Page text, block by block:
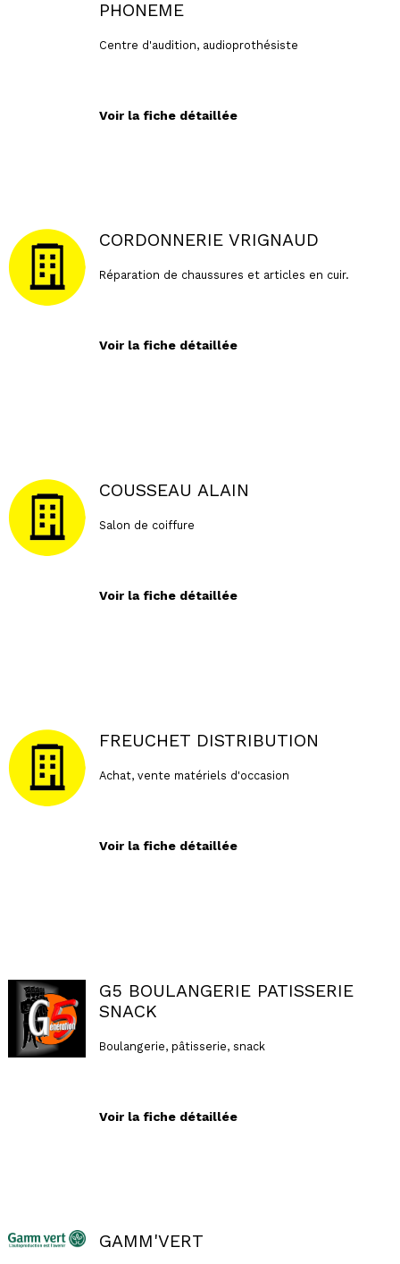
PHONEME
Centre d'audition, audioprothésiste
Voir la fiche détaillée
CORDONNERIE VRIGNAUD
Réparation de chaussures et articles en cuir.
Voir la fiche détaillée
COUSSEAU ALAIN
Salon de coiffure
Voir la fiche détaillée
FREUCHET DISTRIBUTION
Achat, vente matériels d'occasion
Voir la fiche détaillée
G5 BOULANGERIE PATISSERIE
SNACK
Boulangerie, pâtisserie, snack
Voir la fiche détaillée
GAMM'VERT